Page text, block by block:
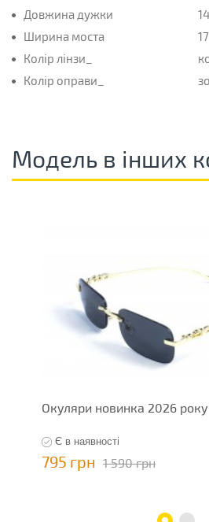
Довжина дужки
Ширина моста
Колір лінзи_
Колір оправи_
Модель в інших
Окуляри новинка 2026 року
Є в наявності
795 грн 1 590 грн